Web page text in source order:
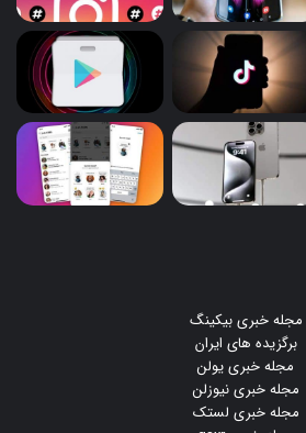
مجله خبری بیکینگ
برگزیده های ایران
مجله خبری یولن
مجله خبری نیوزلن
مجله خبری لستک